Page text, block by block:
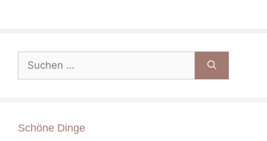
nach:
Schöne Dinge